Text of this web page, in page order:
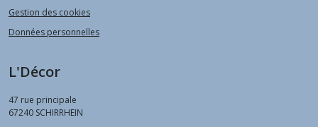
Gestion des cookies
Données personnelles
L'Décor
47 rue principale
67240 SCHIRRHEIN